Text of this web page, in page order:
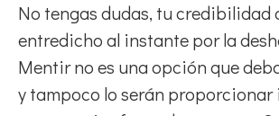
No tengas dudas, tu credibilidad
entredicho al instante por la
Mentir no es una opción que
y tampoco lo serán